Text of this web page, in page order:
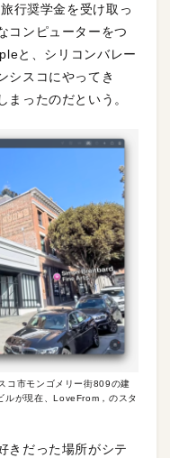
行奨学金を受け取っ
コンピューターをつ
と、シリコンバレー
シスコにやってき
まったのだという。
コ市モンゴメリー街809の建
ルが現在、LoveFrom，のスタ
きだった場所がシテ